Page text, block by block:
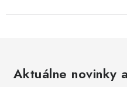
Aktuálne novinky